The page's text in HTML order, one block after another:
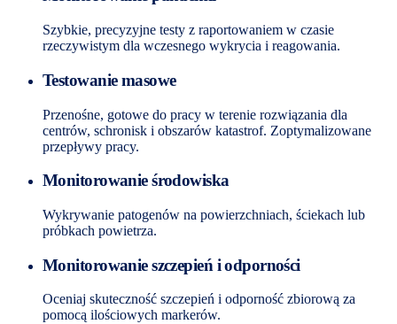
Szybkie, precyzyjne testy z raportowaniem w czasie
rzeczywistym dla wczesnego wykrycia i reagowania.
Testowanie masowe
Przenośne, gotowe do pracy w terenie rozwiązania dla
centrów, schronisk i obszarów katastrof. Zoptymalizowane
przepływy pracy.
Monitorowanie środowiska
Wykrywanie patogenów na powierzchniach, ściekach lub
próbkach powietrza.
Monitorowanie szczepień i odporności
Oceniaj skuteczność szczepień i odporność zbiorową za
pomocą ilościowych markerów.